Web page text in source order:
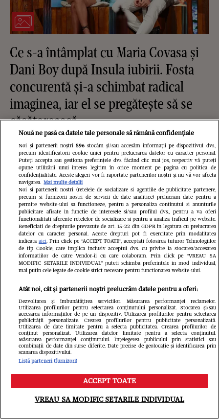
Ce s-a întâmplat cu Maria Covasa și
Dani Boy după Insula iubirii. Fosta
concurentă și-a schimbat radical
imaginea, iar el se pregătește să se
căsătorească
Când începe Asia Express 2026.
Antena 1 a anunțat data oficială a
noului sezon filmat în Uzbekistan și
China/ Detalii din culise
Meniu Caută
Nouă ne pasă ca datele tale personale să rămână confidențiale
Noi și partenerii noștri 596stocăm și/sau accesăm informații pe dispozitivul dvs.,
precum identificatorii cookie unici pentru prelucrarea datelor cu caracter personal.
Puteți accepta sau gestiona preferințele dvs. făcând clic mai jos, respectiv vă puteți
opune utilizării unui interes legitim în orice moment pe pagina cu politica de
confidențialitate. Aceste alegeri vor fi raportate partenerilor noștri și nu vă vor afecta
navigarea. Mai multe detalii
Noi si partenerii nostri (retelele de socializare si agentiile de publicitate partenere,
precum si furnizorii nostri de servicii de date analitice) prelucram date pentru a
permite website-ului sa functioneze, pentru a personaliza continutul si anunturile
publicitare afisate in functie de interesele si/sau profilul dvs., pentru a va oferi
functionalitati aferente retelelor de socializare si pentru a analiza traficul pe website.
Beneficiati de drepturile prevazute de art. 15-22 din GDPR in legatura cu prelucrarea
datelor cu caracter personal. Aceste drepturi pot fi exercitate prin modalitatea
indicataaici. Prin click pe “ACCEPT TOATE”, acceptati folosirea tuturor Tehnologiilor
de tip Cookie, care implica inclusiv acceptul dvs. cu privire la stocarea/accesarea
informatiilor de catre Vendor-ii cu care colaboram. Prin click pe “VREAU SA
MODIFIC SETARILE INDIVIDUAL” puteti schimba preferintele in mod individual,
mai putin cele legate de cookie strict necesare pentru functionarea website-ului.
Atât noi, cât și partenerii noștri prelucrăm datele pentru a oferi:
Dezvoltarea și îmbunătățirea serviciilor. Măsurarea performanței reclamelor.
Utilizarea profilurilor pentru selectarea conținutului personalizat. Stocarea și/sau
accesarea informațiilor de pe un dispozitiv. Utilizarea profilurilor pentru selectarea
publicității personalizate. Crearea profilurilor pentru publicitate personalizată.
Utilizarea de date limitate pentru a selecta publicitatea. Crearea profilurilor de
conținut personalizat. Utilizarea datelor limitate pentru a selecta conținutul.
Măsurarea performanței conținutului. Înțelegerea publicului prin statistici sau
combinații de date din surse diferite. Date precise de geolocație și identificarea prin
scanarea dispozitivului.
Listă parteneri (furnizori)
ACCEPT TOATE
VREAU SA MODIFIC SETARILE INDIVIDUAL